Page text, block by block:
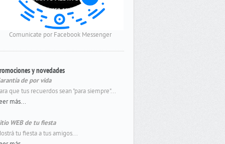
Comunicate por Facebook Messenger
y novedades
de por vida
que tus recuerdos sean "para siempre"...
más...
WEB de tu fiesta
tu fiesta a tus amigos...